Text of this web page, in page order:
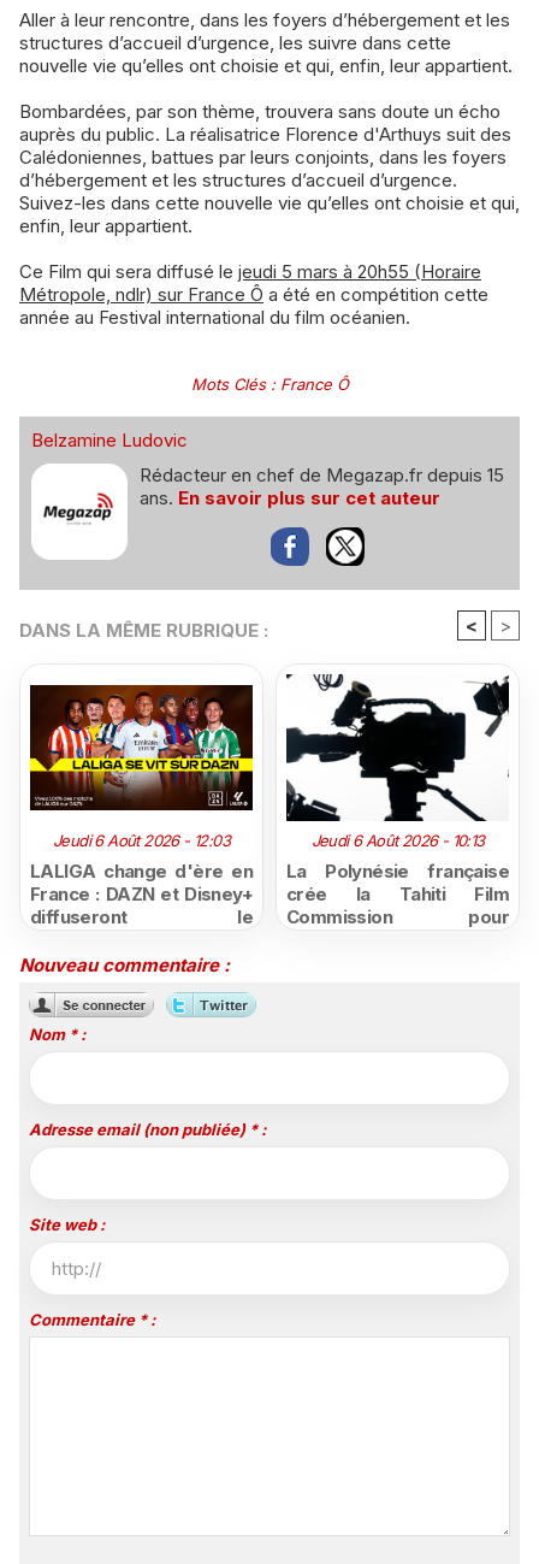
Aller à leur rencontre, dans les foyers d’hébergement et les
structures d’accueil d’urgence, les suivre dans cette
nouvelle vie qu’elles ont choisie et qui, enfin, leur appartient.
Bombardées, par son thème, trouvera sans doute un écho
auprès du public. La réalisatrice Florence d'Arthuys suit des
Calédoniennes, battues par leurs conjoints, dans les foyers
d’hébergement et les structures d’accueil d’urgence.
Suivez-les dans cette nouvelle vie qu’elles ont choisie et qui,
enfin, leur appartient.
Ce Film qui sera diffusé le jeudi 5 mars à 20h55 (Horaire
Métropole, ndlr) sur France Ô a été en compétition cette
année au Festival international du film océanien.
Mots Clés: France Ô
Belzamine Ludovic
Rédacteur en chef de Megazap.fr depuis 15
ans. En savoir plus sur cet auteur
DANS LA MÊME RUBRIQUE : < >
Jeudi 6 Août 2026 - 12:03
LALIGA change d'ère en
France : DAZN et Disney+
diffuseront le
jusqu'en 2029, un revers
Jeudi 6 Août 2026 - 10:13
La Polynésie française
crée la Tahiti Film
Commission pour
Nouveau commentaire :
Nom * :
Adresse email (non publiée) * :
Site web :
Commentaire * :